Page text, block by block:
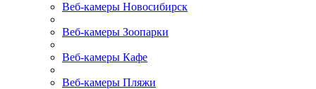
Веб-камеры Новосибирск
Веб-камеры Зоопарки
Веб-камеры Кафе
Веб-камеры Пляжи